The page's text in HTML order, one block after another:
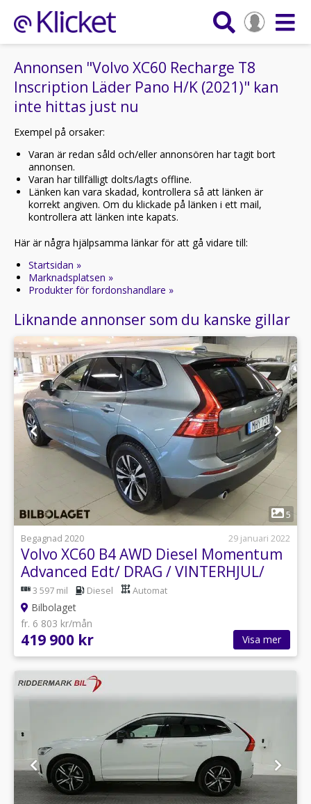
Annonsen "Volvo XC60 Recharge T8
Inscription Läder Pano H/K (2021)" kan
inte hittas just nu
Exempel på orsaker:
Varan är redan såld och/eller annonsören har tagit bort
annonsen.
Varan har tillfälligt dolts/lagts offline.
Länken kan vara skadad, kontrollera så att länken är
korrekt angiven. Om du klickade på länken i ett mail,
kontrollera att länken inte kapats.
Här är några hjälpsamma länkar för att gå vidare till:
Startsidan »
Marknadsplatsen »
Produkter för fordonshandlare »
Liknande annonser som du kanske gillar
1
5
Begagnad 2020
29 januari 2022
Volvo XC60 B4 AWD Diesel Momentum
Advanced Edt/ DRAG / VINTERHJUL/
TEKNIKPK
3 597 mil Diesel Automat
Bilbolaget
fr. 6 803 kr/mån
419 900 kr Visa mer